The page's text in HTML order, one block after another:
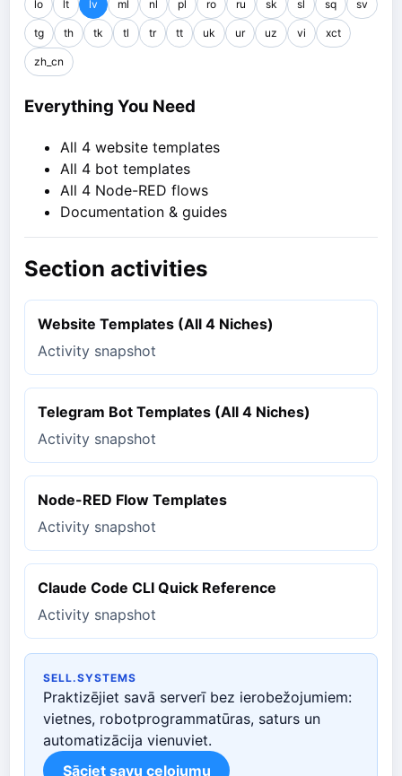
lo lt lv ml nl pl ro ru sk sl sq sv
tg th tk tl tr tt uk ur uz vi xct
zh_cn
Everything You Need
All 4 website templates
All 4 bot templates
All 4 Node-RED flows
Documentation & guides
Section activities
Website Templates (All 4 Niches)
Activity snapshot
Telegram Bot Templates (All 4 Niches)
Activity snapshot
Node-RED Flow Templates
Activity snapshot
Claude Code CLI Quick Reference
Activity snapshot
SELL.SYSTEMS
Praktizējiet savā serverī bez ierobežojumiem:
vietnes, robotprogrammatūras, saturs un
automatizācija vienuviet.
Sāciet savu ceļojumu